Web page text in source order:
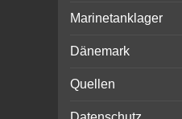
Marinetanklager
Dänemark
Quellen